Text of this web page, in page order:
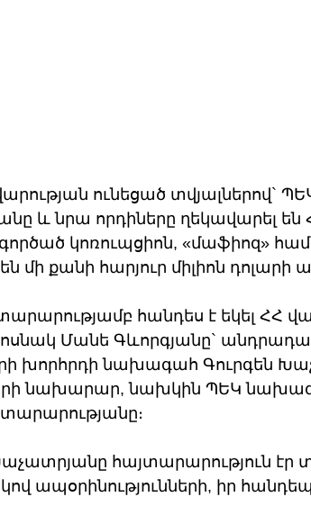
ունեցած տվյալներով`
և նրա որդիները ղեկավարել
կոռուպցիոն, «մաֆիոզ»
մի քանի հարյուր միլիոն դոլարի
հանդես է եկել ՀՀ
Մանե Գևորգյանը`
խորհրդի նախագահ Գուրգեն
նախարար, նախկին ՊԵԿ
հայտարարություն
ապօրինությունների, իր հանդեպ